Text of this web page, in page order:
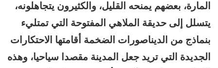
المارة، بعضهم يمنحه القليل، والكثيرون يتجاهلونه،
يتسلل إلى حديقة الملاهي المفتوحة التي تمتليء
بنماذج من الديناصورات الضخمة أقامتها الاحتكارات
الجديدة التي تريد جعل المدينة مقصدا سياحيا، وهذه